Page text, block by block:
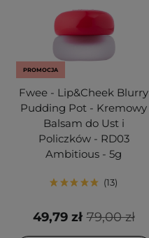
PROMOCJA
Fwee - Lip&Cheek Blurry
Pudding Pot - Kremowy
Balsam do Ust i
Policzków - RD03
Ambitious - 5g
13
79,00 zł
49,79 zł